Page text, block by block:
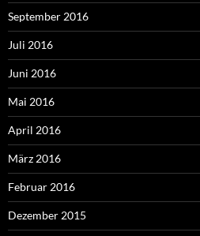
September 2016
Juli 2016
Juni 2016
Mai 2016
April 2016
März 2016
Februar 2016
Dezember 2015